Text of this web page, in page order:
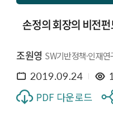
손정의 회장의 비전
조원영 SW기반정책·인재
2019.09.24
PDF 다운로드